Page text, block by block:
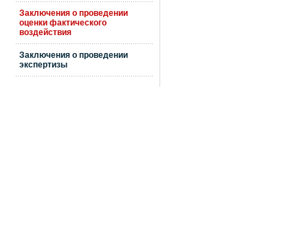
Заключения о проведении
оценки фактического
воздействия
Заключения о проведении
экспертизы